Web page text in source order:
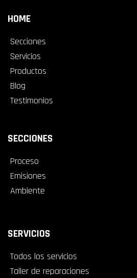
HOME
Secciones
Servicios
Productos
Blog
Testimonios
SECCIONES
Proceso
Emisiones
Ambiente
SERVICIOS
Todos los servicios
Taller de reparaciones